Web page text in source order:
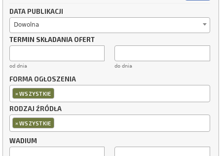
DATA PUBLIKACJI
Dowolna
TERMIN SKŁADANIA OFERT
od dnia do dnia
FORMA OGŁOSZENIA
×WSZYSTKIE
RODZAJ ŹRÓDŁA
×WSZYSTKIE
WADIUM